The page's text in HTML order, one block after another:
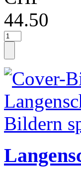
44.50